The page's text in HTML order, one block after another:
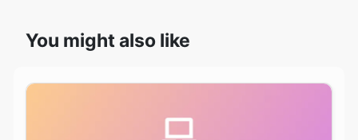
You might also like